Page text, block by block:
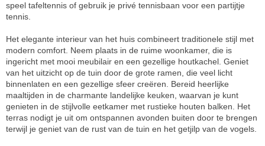
speel tafeltennis of gebruik je privé tennisbaan voor een partijtje
tennis.
Het elegante interieur van het huis combineert traditionele stijl met
modern comfort. Neem plaats in de ruime woonkamer, die is
ingericht met mooi meubilair en een gezellige houtkachel. Geniet
van het uitzicht op de tuin door de grote ramen, die veel licht
binnenlaten en een gezellige sfeer creëren. Bereid heerlijke
maaltijden in de charmante landelijke keuken, waarvan je kunt
genieten in de stijlvolle eetkamer met rustieke houten balken. Het
terras nodigt je uit om ontspannen avonden buiten door te brengen
terwijl je geniet van de rust van de tuin en het getjilp van de vogels.